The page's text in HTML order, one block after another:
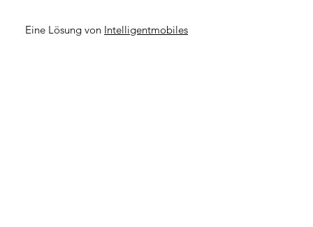
Eine Lösung von Intelligentmobiles